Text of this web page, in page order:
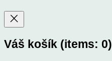
Váš košík (items: 0)